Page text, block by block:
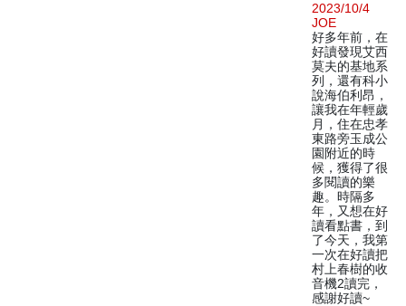
2023/10/4
JOE
好多年前，在
好讀發現艾西
莫夫的基地系
列，還有科小
說海伯利昂，
讓我在年輕歲
月，住在忠孝
東路旁玉成公
園附近的時
候，獲得了很
多閱讀的樂
趣。時隔多
年，又想在好
讀看點書，到
了今天，我第
一次在好讀把
村上春樹的收
音機2讀完，
感謝好讀~